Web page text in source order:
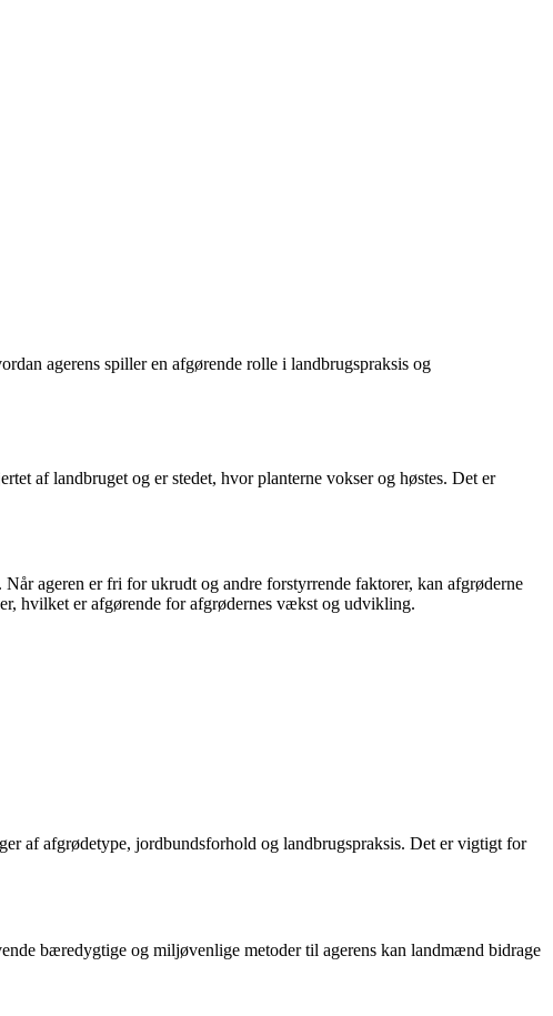
agerens spiller en afgørende rolle i landbrugspraksis og
af landbruget og er stedet, hvor planterne vokser og høstes. Det er
ageren er fri for ukrudt og andre forstyrrende faktorer, kan afgrøderne
hvilket er afgørende for afgrødernes vækst og udvikling.
af afgrødetype, jordbundsforhold og landbrugspraksis. Det er vigtigt for
bæredygtige og miljøvenlige metoder til agerens kan landmænd bidrage